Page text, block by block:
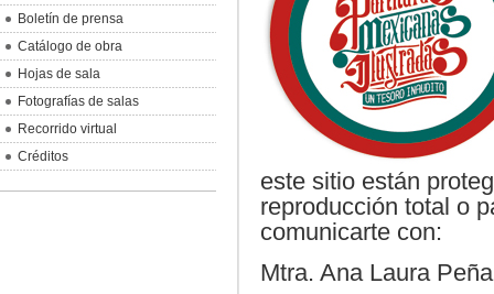
este sitio están
reproducción total o
comunicarte con:
Mtra. Ana Laura
Boletín de prensa
Catálogo de obra
Hojas de sala
Fotografías de salas
Recorrido virtual
Créditos